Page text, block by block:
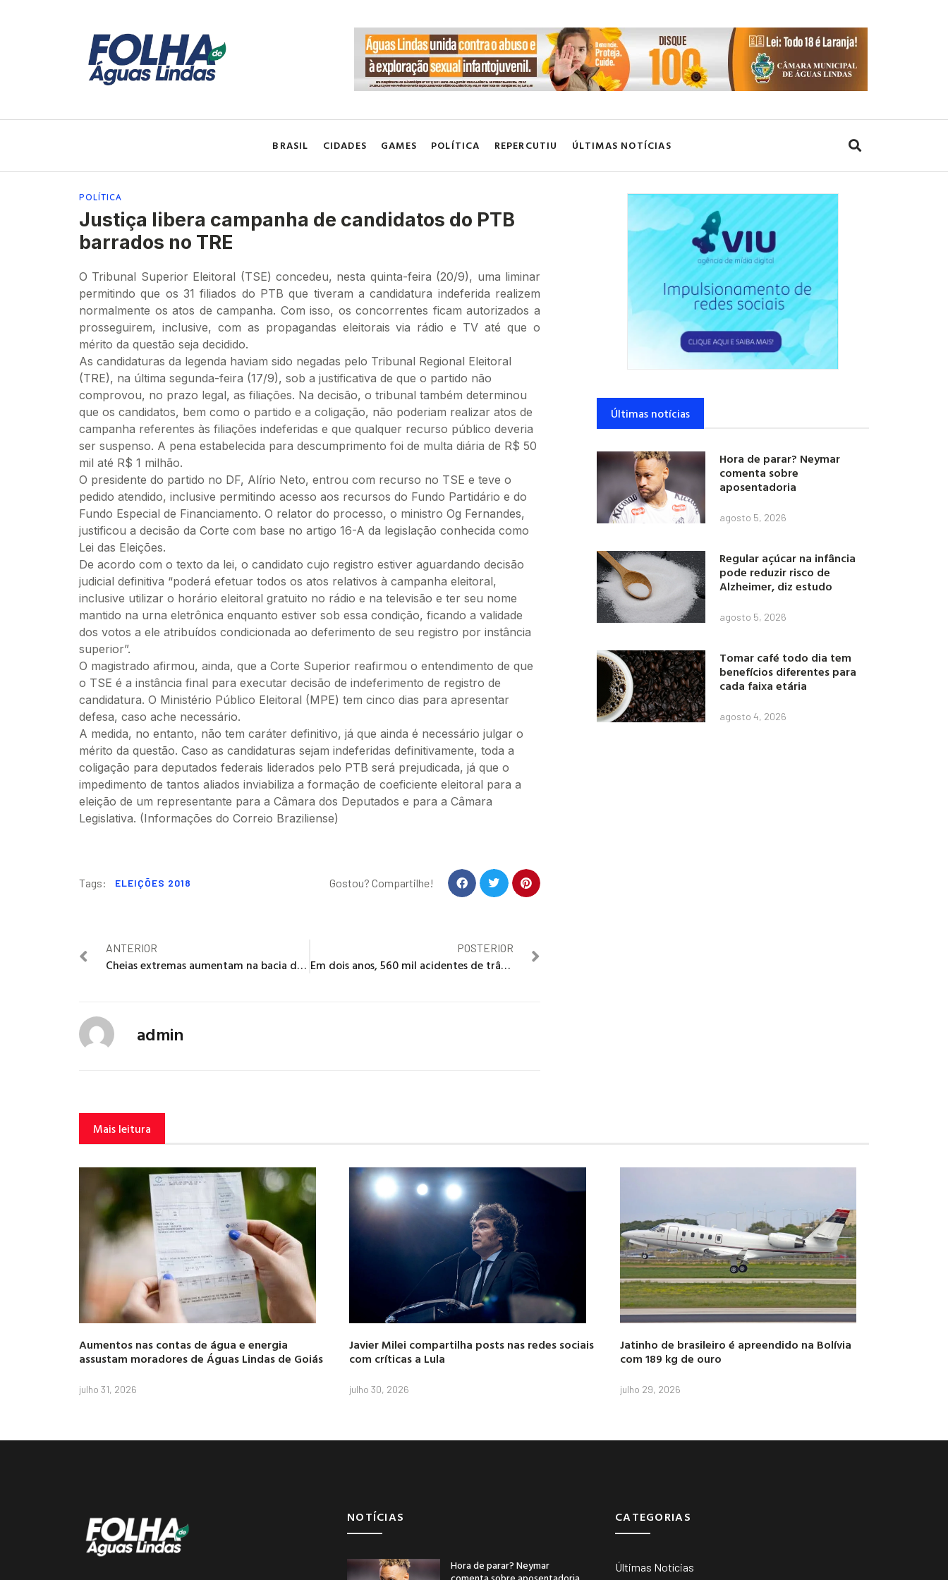
BRASIL CIDADES GAMES POLÍTICA REPERCUTIU ÚLTIMAS NOTÍCIAS
POLÍTICA
Justiça libera campanha de candidatos do PTB
barrados no TRE
O Tribunal Superior Eleitoral (TSE) concedeu, nesta quinta-feira (20/9), uma liminar
permitindo que os 31 filiados do PTB que tiveram a candidatura indeferida realizem
normalmente os atos de campanha. Com isso, os concorrentes ficam autorizados a
prosseguirem, inclusive, com as propagandas eleitorais via rádio e TV até que o
mérito da questão seja decidido.
As candidaturas da legenda haviam sido negadas pelo Tribunal Regional Eleitoral
(TRE), na última segunda-feira (17/9), sob a justificativa de que o partido não
comprovou, no prazo legal, as filiações. Na decisão, o tribunal também determinou
que os candidatos, bem como o partido e a coligação, não poderiam realizar atos de
campanha referentes às filiações indeferidas e que qualquer recurso público deveria
ser suspenso. A pena estabelecida para descumprimento foi de multa diária de R$ 50
mil até R$ 1 milhão.
O presidente do partido no DF, Alírio Neto, entrou com recurso no TSE e teve o
pedido atendido, inclusive permitindo acesso aos recursos do Fundo Partidário e do
Fundo Especial de Financiamento. O relator do processo, o ministro Og Fernandes,
justificou a decisão da Corte com base no artigo 16-A da legislação conhecida como
Lei das Eleições.
De acordo com o texto da lei, o candidato cujo registro estiver aguardando decisão
judicial definitiva “poderá efetuar todos os atos relativos à campanha eleitoral,
inclusive utilizar o horário eleitoral gratuito no rádio e na televisão e ter seu nome
mantido na urna eletrônica enquanto estiver sob essa condição, ficando a validade
dos votos a ele atribuídos condicionada ao deferimento de seu registro por instância
superior”.
O magistrado afirmou, ainda, que a Corte Superior reafirmou o entendimento de que
o TSE é a instância final para executar decisão de indeferimento de registro de
candidatura. O Ministério Público Eleitoral (MPE) tem cinco dias para apresentar
defesa, caso ache necessário.
A medida, no entanto, não tem caráter definitivo, já que ainda é necessário julgar o
mérito da questão. Caso as candidaturas sejam indeferidas definitivamente, toda a
coligação para deputados federais liderados pelo PTB será prejudicada, já que o
impedimento de tantos aliados inviabiliza a formação de coeficiente eleitoral para a
eleição de um representante para a Câmara dos Deputados e para a Câmara
Legislativa. (Informações do Correio Braziliense)
Tags: ELEIÇÕES 2018 Gostou? Compartilhe!
ANTERIOR
Cheias extremas aumentam na bacia do Rio Amazonas nos últimos 30 anos
POSTERIOR
Em dois anos, 560 mil acidentes de trânsito foram indenizados no país
admin
Últimas notícias
Hora de parar? Neymar
comenta sobre
aposentadoria
agosto 5, 2026
Regular açúcar na infância
pode reduzir risco de
Alzheimer, diz estudo
agosto 5, 2026
Tomar café todo dia tem
benefícios diferentes para
cada faixa etária
agosto 4, 2026
Mais leitura
Aumentos nas contas de água e energia
assustam moradores de Águas Lindas de Goiás
julho 31, 2026
Javier Milei compartilha posts nas redes sociais
com críticas a Lula
julho 30, 2026
Jatinho de brasileiro é apreendido na Bolívia
com 189 kg de ouro
julho 29, 2026
NOTÍCIAS
Hora de parar? Neymar
CATEGORIAS
Últimas Notícias